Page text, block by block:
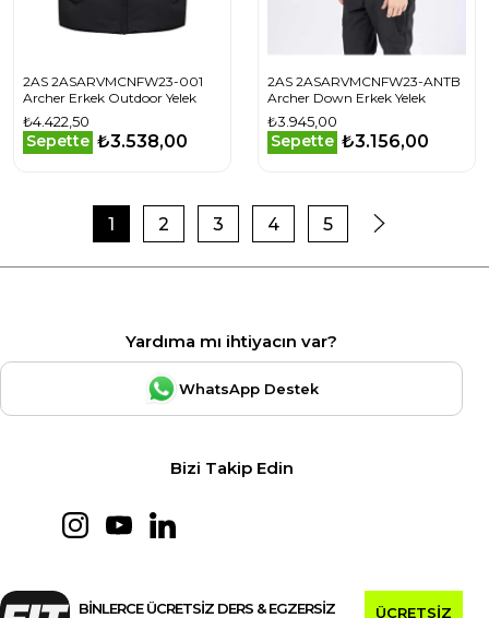
2AS 2ASARVMCNFW23-001
Archer Erkek Outdoor Yelek
₺4.422,50
Sepette ₺3.538,00
2AS 2ASARVMCNFW23-ANTB
Archer Down Erkek Yelek
₺3.945,00
Sepette ₺3.156,00
1 2 3 4 5
Yardıma mı ihtiyacın var?
WhatsApp Destek
Bizi Takip Edin
BİNLERCE ÜCRETSİZ DERS & EGZERSİZ
ÜCRETSİZ